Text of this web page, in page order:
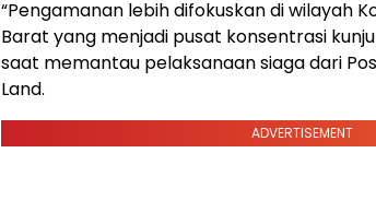
“Pengamanan lebih difokuskan di wilayah
Barat yang menjadi pusat konsentrasi
saat memantau pelaksanaan siaga dari
Land.
ADVERTISEMENT